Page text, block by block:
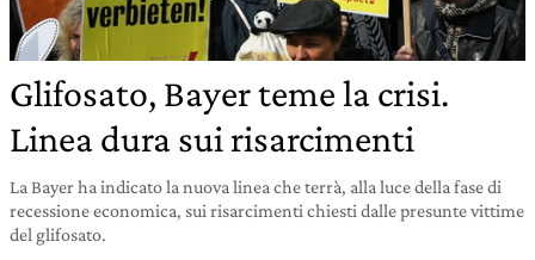
Glifosato, Bayer teme la crisi.
Linea dura sui risarcimenti
La Bayer ha indicato la nuova linea che terrà, alla luce della fase di
recessione economica, sui risarcimenti chiesti dalle presunte vittime
del glifosato.